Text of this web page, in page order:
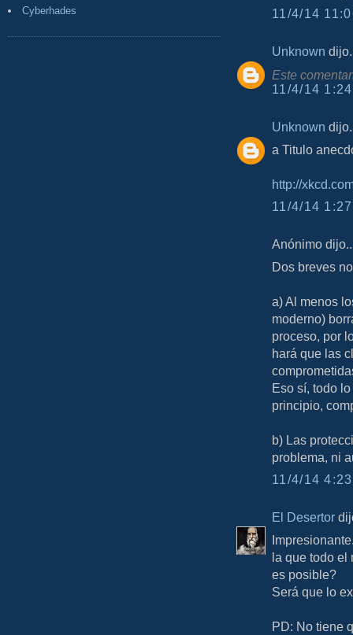
Cyberhades
11/4/14
Unknown
Este
11/4/14
Unknown
a Titulo
http://
11/4/14
Anónimo
Dos breves
a) Al menos
moderno)
proceso, por
hará que las
Eso sí, todo
principio,
b) Las
problema, ni
11/4/14
El Desertor
la que todo el
es posible?
Será que lo
PD: No tiene